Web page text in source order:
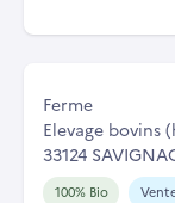
Ferme
Elevage bovins
33124
100% Bio